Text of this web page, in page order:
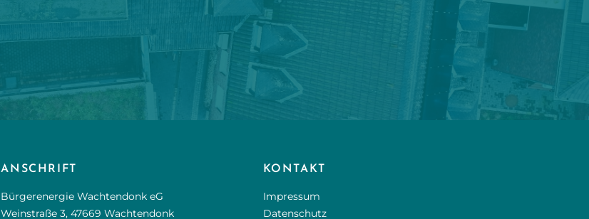
ANSCHRIFT
Bürgerenergie Wachtendonk eG
Weinstraße 3, 47669 Wachtendonk
KONTAKT
Impressum
Datenschutz